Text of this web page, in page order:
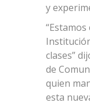
y
clases”
de
quien
esta